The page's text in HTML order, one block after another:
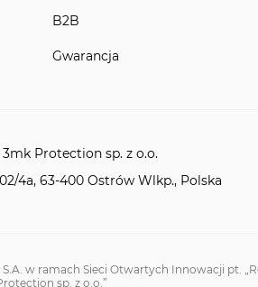
B2B
Gwarancja
Protection sp. z o.o.
4a, 63-400 Ostrów Wlkp., Polska
w ramach Sieci Otwartych Innowacji pt.
sp. z o.o.”